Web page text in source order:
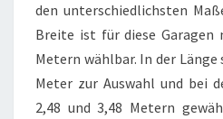
den unterschiedlichsten
Breite ist für diese Garagen
Metern wählbar. In der Länge
Meter zur Auswahl und bei
2,48 und 3,48 Metern